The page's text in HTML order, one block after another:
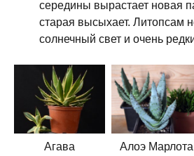
середины вырастает новая
старая высыхает. Литопсам
солнечный свет и очень
Агава Алоэ Марлота